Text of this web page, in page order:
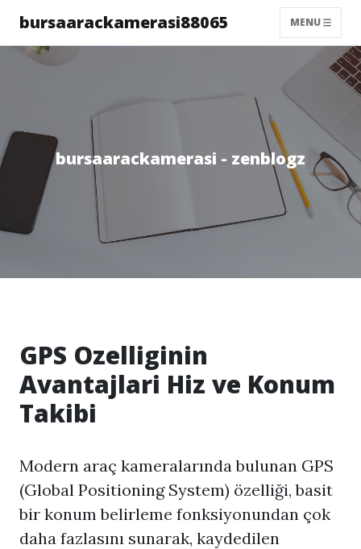
bursaarackamerasi88065 MENU
bursaarackamerasi - zenblogz
GPS Ozelliginin
Avantajlari Hiz ve Konum
Takibi
Modern araç kameralarında bulunan GPS
(Global Positioning System) özelliği, basit
bir konum belirleme fonksiyonundan çok
daha fazlasını sunarak, kaydedilen